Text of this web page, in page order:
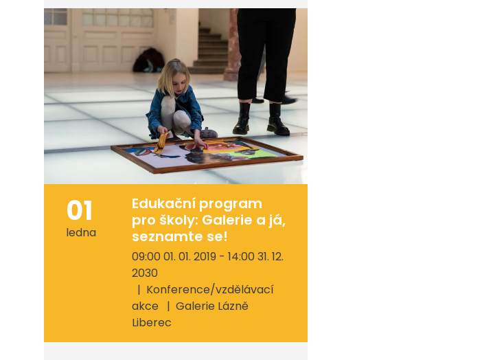
01
ledna
Edukační program
pro školy: Galerie a já,
seznamte se!
09:00 01. 01. 2019 - 14:00 31. 12.
2030
Konference/vzdělávací
akce
Galerie Lázně
Liberec